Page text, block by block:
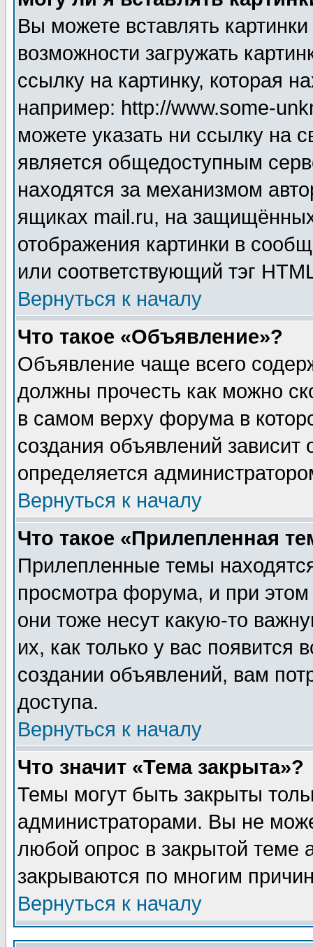
Вы можете вставлять
возможности загружать
ссылку на картинку, которая
например: http://www.some-
можете указать ни ссылку на
является общедоступным
находятся за механизмом
ящиках mail.ru, на
отображения картинки в
или соответствующий тэг
Вернуться к началу
Что такое «Объявление»?
Объявление чаще всего
должны прочесть как можно
в самом верху форума в
создания объявлений зависит
определяется
Вернуться к началу
Что такое «Прилепленная
Прилепленные темы
просмотра форума, и при
они тоже несут какую-то
их, как только у вас появится
создании объявлений, вам
доступа.
Вернуться к началу
Что значит «Тема закрыта»?
Темы могут быть закрыты
администраторами. Вы не
любой опрос в закрытой теме
закрываются по многим
Вернуться к началу